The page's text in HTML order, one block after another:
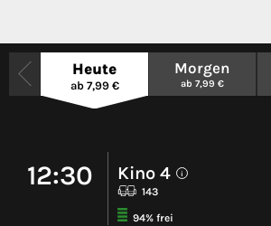
Heute
ab 7,99 €
Morgen
ab 7,99 €
12:30 Kino 4 i
143
94% frei